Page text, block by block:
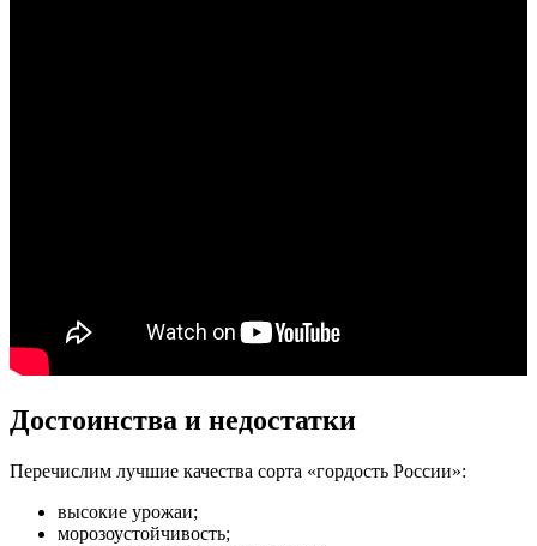
Достоинства и недостатки
Перечислим лучшие качества сорта «гордость России»:
высокие урожаи;
морозоустойчивость;